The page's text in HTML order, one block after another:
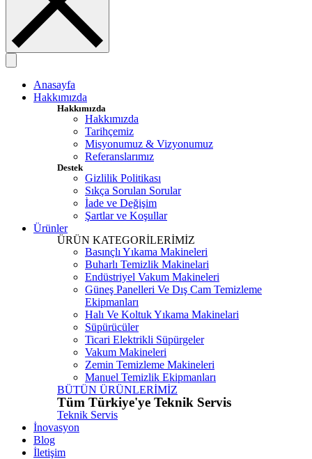
Anasayfa
Hakkımızda
Hakkımızda
Hakkımızda
Tarihçemiz
Misyonumuz & Vizyonumuz
Referanslarımız
Destek
Gizlilik Politikası
Sıkça Sorulan Sorular
İade ve Değişim
Şartlar ve Koşullar
Ürünler
ÜRÜN KATEGORİLERİMİZ
Basınçlı Yıkama Makineleri
Buharlı Temizlik Makinelari
Endüstriyel Vakum Makineleri
Güneş Panelleri Ve Dış Cam Temizleme
Ekipmanları
Halı Ve Koltuk Yıkama Makinelari
Süpürücüler
Ticari Elektrikli Süpürgeler
Vakum Makineleri
Zemin Temizleme Makineleri
Manuel Temizlik Ekipmanları
BÜTÜN ÜRÜNLERİMİZ
Tüm Türkiye'ye Teknik Servis
Teknik Servis
İnovasyon
Blog
İletişim